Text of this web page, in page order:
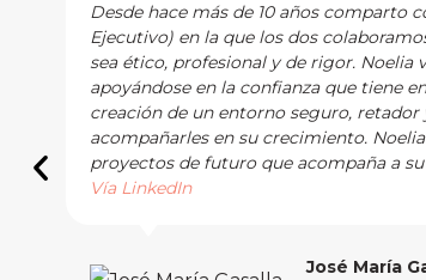
Desde hace más de 10 años comparto
Ejecutivo) en la que los dos
sea ético, profesional y de rigor.
apoyándose en la confianza que tiene
creación de un entorno seguro,
acompañarles en su crecimiento.
proyectos de futuro que acompaña a
Vía LinkedIn
José María